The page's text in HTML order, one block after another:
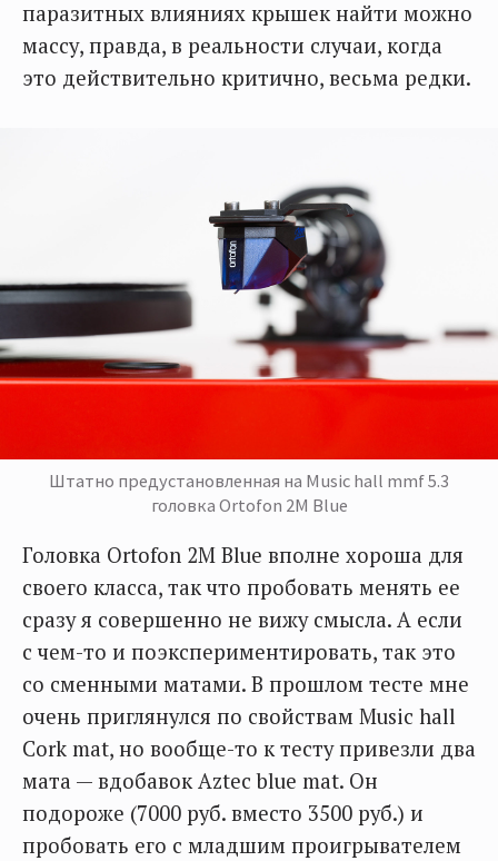
паразитных влияниях крышек найти можно
массу, правда, в реальности случаи, когда
это действительно критично, весьма редки.
Штатно предустановленная на Music hall mmf 5.3
головка Ortofon 2M Blue
Головка Ortofon 2M Blue вполне хороша для
своего класса, так что пробовать менять ее
сразу я совершенно не вижу смысла. А если
с чем-то и поэкспериментировать, так это
со сменными матами. В прошлом тесте мне
очень приглянулся по свойствам Music hall
Cork mat, но вообще-то к тесту привезли два
мата — вдобавок Aztec blue mat. Он
подороже (7000 руб. вместо 3500 руб.) и
пробовать его с младшим проигрывателем